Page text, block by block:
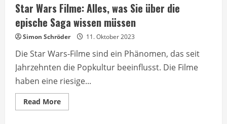
Star Wars Filme: Alles, was Sie über die
epische Saga wissen müssen
Simon Schröder 11. Oktober 2023
Die Star Wars-Filme sind ein Phänomen, das seit
Jahrzehnten die Popkultur beeinflusst. Die Filme
haben eine riesige...
Read MoreRead
more